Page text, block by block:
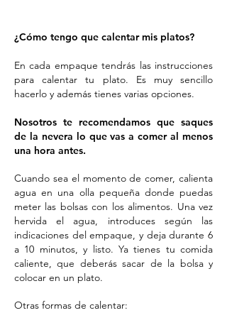
¿Cómo tengo que calentar mis platos?
En cada empaque tendrás las instrucciones
para calentar tu plato. Es muy sencillo
hacerlo y además tienes varias opciones.
Nosotros te recomendamos que saques
de la nevera lo que vas a comer al menos
una hora antes.
Cuando sea el momento de comer, calienta
agua en una olla pequeña donde puedas
meter las bolsas con los alimentos. Una vez
hervida el agua, introduces según las
indicaciones del empaque, y deja durante 6
a 10 minutos, y listo. Ya tienes tu comida
caliente, que deberás sacar de la bolsa y
colocar en un plato.
Otras formas de calentar: